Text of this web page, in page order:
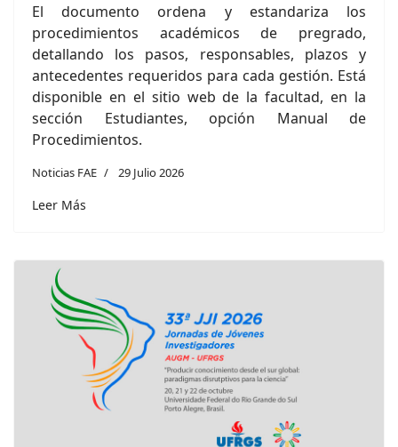
El documento ordena y estandariza los
procedimientos académicos de pregrado,
detallando los pasos, responsables, plazos y
antecedentes requeridos para cada gestión. Está
disponible en el sitio web de la facultad, en la
sección Estudiantes, opción Manual de
Procedimientos.
Noticias FAE 29 Julio 2026
Leer Más